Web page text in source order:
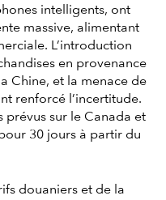
intelligents, ont
massive, alimentant
L’introduction
en provenance
Chine, et la menace de
renforcé l’incertitude.
prévus sur le Canada et
30 jours à partir du
douaniers et de la